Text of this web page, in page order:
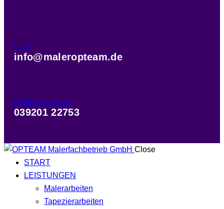
Email
info@maleropteam.de
Rufen Sie uns an
039201 22753
Close
START
LEISTUNGEN
Malerarbeiten
Tapezierarbeiten